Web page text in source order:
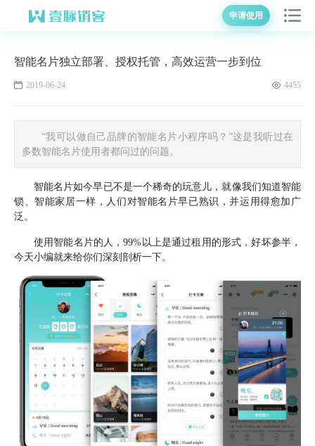
申请使用
智能名片独立部署、授权托管，高效运营一步到位
2019-06-24 4455
“我可以做自己品牌的智能名片小程序吗？”这是我听过在
多数智能名片使用者都问过的问题。
智能名片如今早已不是一个稀奇的玩意儿，就像我们知道智能
锁、智能家居一样，人们对智能名片早已熟识，并运用得愈加广
泛。
使用智能名片的人，99%以上是通过租用的形式，好坏参半，
今天小编就来给你们深刻剖析一下。